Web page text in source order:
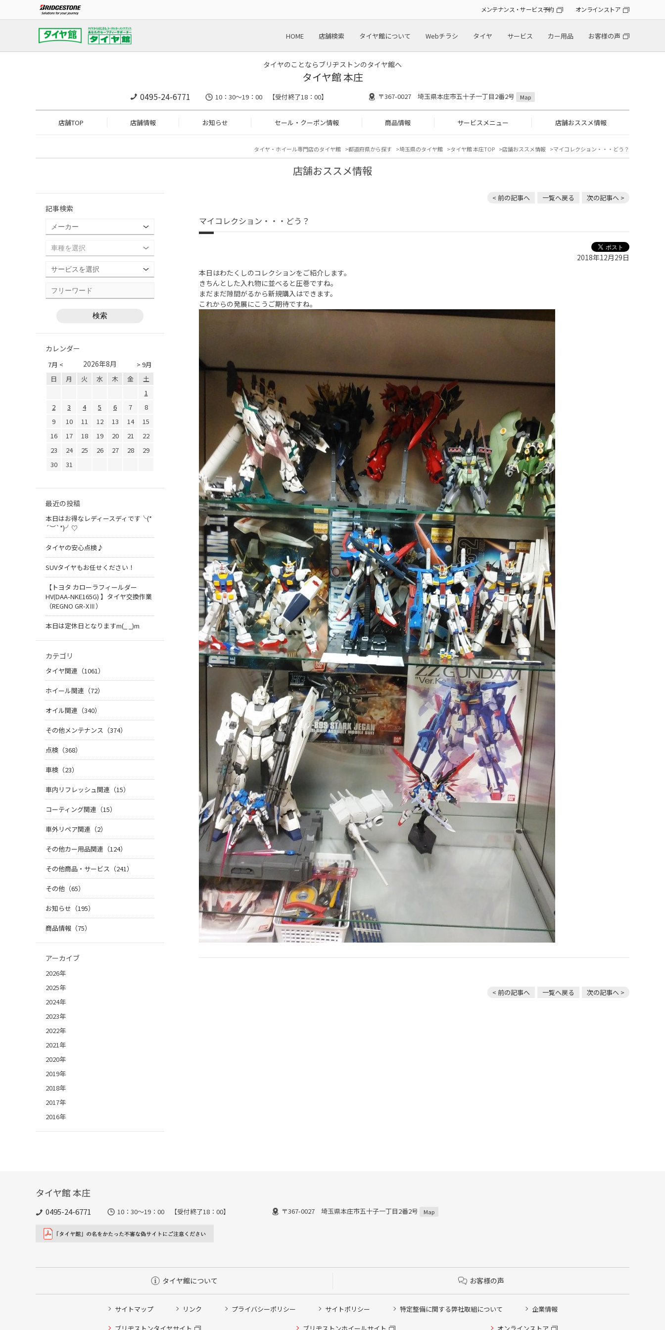
メンテナンス・サービス予約 オンラインストア
HOME 店舗検索 タイヤ館について Webチラシ タイヤ サービス カー用品 お客様の声
タイヤのことならブリヂストンのタイヤ館へ
タイヤ館 本庄
0495-24-6771 10：30～19：00 【受付終了18：00】 〒367-0027 埼玉県本庄市五十子一丁目2番2号 Map
店舗TOP 店舗情報 お知らせ セール・クーポン情報 商品情報 サービスメニュー 店舗おススメ情報
タイヤ・ホイール専門店のタイヤ館 都道府県から探す 埼玉県のタイヤ館 タイヤ館 本庄TOP 店舗おススメ情報 マイコレクション・・・どう？
店舗おススメ情報
< 前の記事へ 一覧へ戻る 次の記事へ >
マイコレクション・・・どう？
2018年12月29日
本日はわたくしのコレクションをご紹介します。
きちんとした入れ物に並べると圧巻ですね。
まだまだ隙間がるから新規購入はできます。
これからの発展にこうご期待ですね。
< 前の記事へ 一覧へ戻る 次の記事へ >
記事検索
カレンダー
7月 < > 9月
2026年8月
日 月 火 水 木 金
土
1
2
3 4 5 6 7
8
9
10 11 12 13 14
15
16
17 18 19 20 21
22
23
24 25 26 27 28
29
30
31
最近の投稿
本日はお得なレディースディです╰(*
´︶`*)╯♡
タイヤの安心点検♪
SUVタイヤもお任せください！
【トヨタ カローラフィールダー
HV(DAA-NKE165G) 】タイヤ交換作業
（REGNO GR-XⅢ）
本日は定休日となりますm(_ _)m
カテゴリ
タイヤ関連（1061）
ホイール関連（72）
オイル関連（340）
その他メンテナンス（374）
点検（368）
車検（23）
車内リフレッシュ関連（15）
コーティング関連（15）
車外リペア関連（2）
その他カー用品関連（124）
その他商品・サービス（241）
その他（65）
お知らせ（195）
商品情報（75）
アーカイブ
2026年
2025年
2024年
2023年
2022年
2021年
2020年
2019年
2018年
2017年
2016年
タイヤ館 本庄
0495-24-6771 10：30～19：00 【受付終了18：00】 〒367-0027 埼玉県本庄市五十子一丁目2番2号 Map
タイヤ館について お客様の声
サイトマップ リンク プライバシーポリシー サイトポリシー 特定整備に関する弊社取組について 企業情報
ブリヂストンタイヤサイト ブリヂストンホイールサイト オンラインストア
タイヤ点検・安全点検/タイヤ履き替え/オイル交換/その他ピット作業の予約